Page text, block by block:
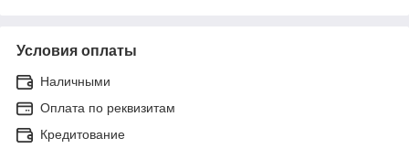
Условия оплаты
Наличными
Оплата по реквизитам
Кредитование